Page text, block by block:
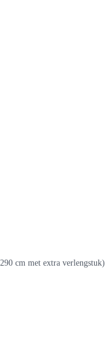
cm met extra verlengstuk)